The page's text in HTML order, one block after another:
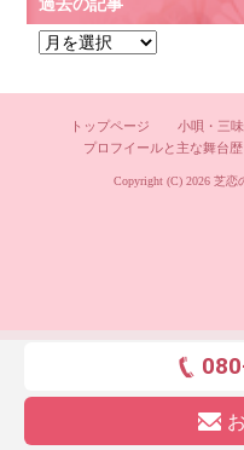
過去の記事
の
トップページ 小唄・三
プロフイールと主な舞台歴
Copyright (C) 2026 芝恋